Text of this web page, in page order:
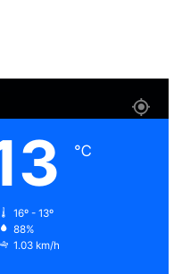
℃
16º - 13º
88%
1.03 km/h